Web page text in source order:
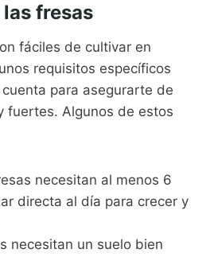
fresas
fáciles de cultivar en
requisitos específicos
para asegurarte de
fuertes. Algunos de estos
necesitan al menos 6
directa al día para crecer y
necesitan un suelo bien